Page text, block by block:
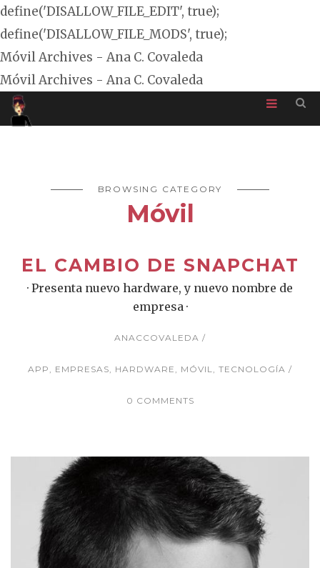
define('DISALLOW_FILE_EDIT', true);
define('DISALLOW_FILE_MODS', true);
Móvil Archives - Ana C. Covaleda
Móvil Archives - Ana C. Covaleda
BROWSING CATEGORY
Móvil
EL CAMBIO DE SNAPCHAT
· Presenta nuevo hardware, y nuevo nombre de
empresa ·
ANACCOVALEDA
APP , EMPRESAS, HARDWARE , MÓVIL, TECNOLOGÍA
0 COMMENTS